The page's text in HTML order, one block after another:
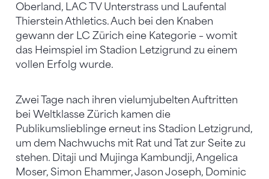
Oberland, LAC TV Unterstrass und Laufental
Thierstein Athletics. Auch bei den Knaben
gewann der LC Zürich eine Kategorie – womit
das Heimspiel im Stadion Letzigrund zu einem
vollen Erfolg wurde.
Zwei Tage nach ihren vielumjubelten Auftritten
bei Weltklasse Zürich kamen die
Publikumslieblinge erneut ins Stadion Letzigrund,
um dem Nachwuchs mit Rat und Tat zur Seite zu
stehen. Ditaji und Mujinga Kambundji, Angelica
Moser, Simon Ehammer, Jason Joseph, Dominic